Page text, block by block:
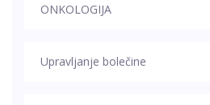
ONKOLOGIJA
Upravljanje bolečine